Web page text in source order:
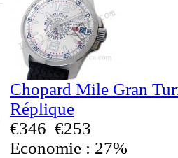
Chopard Mile Gran
Réplique
€346 €253
Economie : 27%